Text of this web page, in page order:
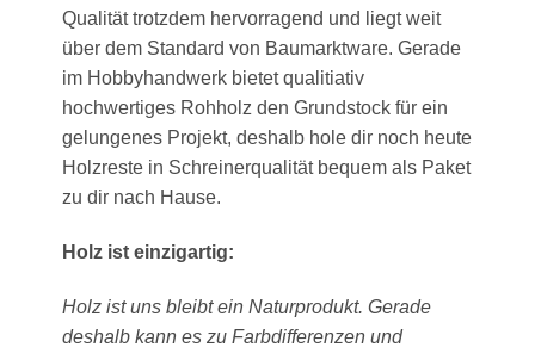
Qualität trotzdem hervorragend und liegt weit
über dem Standard von Baumarktware. Gerade
im Hobbyhandwerk bietet qualitiativ
hochwertiges Rohholz den Grundstock für ein
gelungenes Projekt, deshalb hole dir noch heute
Holzreste in Schreinerqualität bequem als Paket
zu dir nach Hause.
Holz ist einzigartig:
Holz ist uns bleibt ein Naturprodukt. Gerade
deshalb kann es zu Farbdifferenzen und